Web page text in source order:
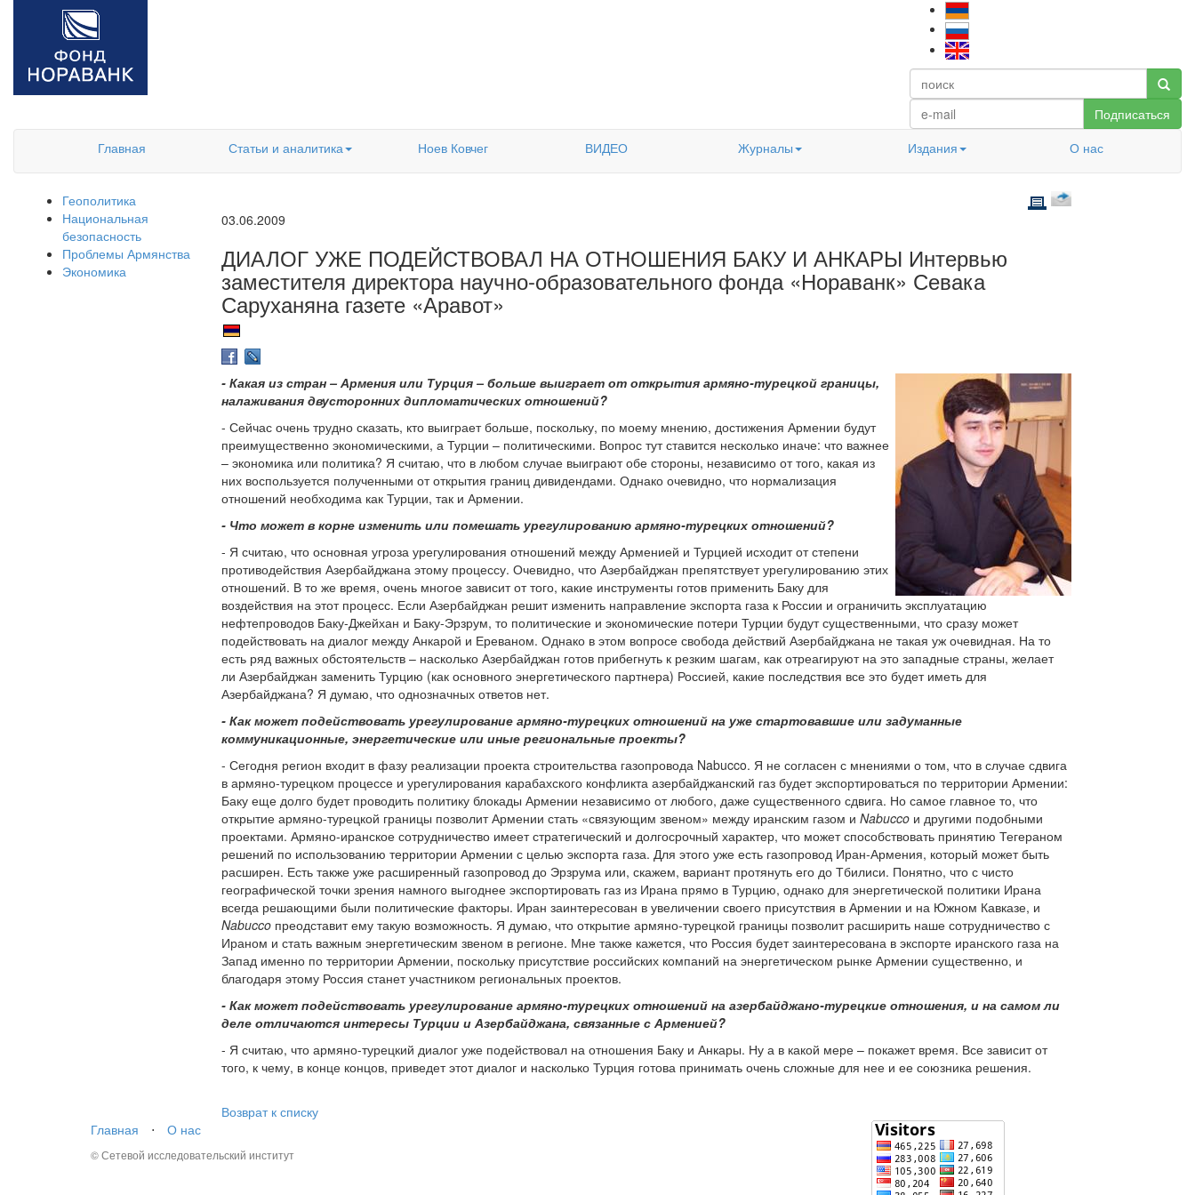
Подписаться
Главная
Статьи и аналитика Ноев Ковчег ВИДЕО Журналы Издания О нас
Геополитика
Национальная
безопасность
Проблемы Армянства
Экономика
03.06.2009
ДИАЛОГ УЖЕ ПОДЕЙСТВОВАЛ НА ОТНОШЕНИЯ БАКУ И АНКАРЫ Интервью
заместителя директора научно-образовательного фонда «Нораванк» Севака
Саруханяна газете «Аравот»
- Какая из стран – Армения или Турция – больше выиграет от открытия армяно-турецкой границы,
налаживания двусторонних дипломатических отношений?
- Сейчас очень трудно сказать, кто выиграет больше, поскольку, по моему мнению, достижения Армении будут
преимущественно экономическими, а Турции – политическими. Вопрос тут ставится несколько иначе: что важнее
– экономика или политика? Я считаю, что в любом случае выиграют обе стороны, независимо от того, какая из
них воспользуется полученными от открытия границ дивидендами. Однако очевидно, что нормализация
отношений необходима как Турции, так и Армении.
- Что может в корне изменить или помешать урегулированию армяно-турецких отношений?
- Я считаю, что основная угроза урегулирования отношений между Арменией и Турцией исходит от степени
противодействия Азербайджана этому процессу. Очевидно, что Азербайджан препятствует урегулированию этих
отношений. В то же время, очень многое зависит от того, какие инструменты готов применить Баку для
воздействия на этот процесс. Если Азербайджан решит изменить направление экспорта газа к России и ограничить эксплуатацию
нефтепроводов Баку-Джейхан и Баку-Эрзрум, то политические и экономические потери Турции будут существенными, что сразу может
подействовать на диалог между Анкарой и Ереваном. Однако в этом вопросе свобода действий Азербайджана не такая уж очевидная. На то
есть ряд важных обстоятельств – насколько Азербайджан готов прибегнуть к резким шагам, как отреагируют на это западные страны, желает
ли Азербайджан заменить Турцию (как основного энергетического партнера) Россией, какие последствия все это будет иметь для
Азербайджана? Я думаю, что однозначных ответов нет.
- Как может подействовать урегулирование армяно-турецких отношений на уже стартовавшие или задуманные
коммуникационные, энергетические или иные региональные проекты?
- Сегодня регион входит в фазу реализации проекта строительства газопровода Nabucco. Я не согласен с мнениями о том, что в случае сдвига
в армяно-турецком процессе и урегулирования карабахского конфликта азербайджанский газ будет экспортироваться по территории Армении:
Баку еще долго будет проводить политику блокады Армении независимо от любого, даже существенного сдвига. Но самое главное то, что
открытие армяно-турецкой границы позволит Армении стать «связующим звеном» между иранским газом и Nabucco и другими подобными
проектами. Армяно-иранское сотрудничество имеет стратегический и долгосрочный характер, что может способствовать принятию Тегераном
решений по использованию территории Армении с целью экспорта газа. Для этого уже есть газопровод Иран-Армения, который может быть
расширен. Есть также уже расширенный газопровод до Эрзрума или, скажем, вариант протянуть его до Тбилиси. Понятно, что с чисто
географической точки зрения намного выгоднее экспортировать газ из Ирана прямо в Турцию, однако для энергетической политики Ирана
всегда решающими были политические факторы. Иран заинтересован в увеличении своего присутствия в Армении и на Южном Кавказе, и
Nabucco преодставит ему такую возможность. Я думаю, что открытие армяно-турецкой границы позволит расширить наше сотрудничество с
Ираном и стать важным энергетическим звеном в регионе. Мне также кажется, что Россия будет заинтересована в экспорте иранского газа на
Запад именно по территории Армении, поскольку присутствие российских компаний на энергетическом рынке Армении существенно, и
благодаря этому Россия станет участником региональных проектов.
- Как может подействовать урегулирование армяно-турецких отношений на азербайджано-турецкие отношения, и на самом ли
деле отличаются интересы Турции и Азербайджана, связанные с Арменией?
- Я считаю, что армяно-турецкий диалог уже подействовал на отношения Баку и Анкары. Ну а в какой мере – покажет время. Все зависит от
того, к чему, в конце концов, приведет этот диалог и насколько Турция готова принимать очень сложные для нее и ее союзника решения.
Возврат к списку
Главная
⋅ О нас
© Сетевой исследовательский институт